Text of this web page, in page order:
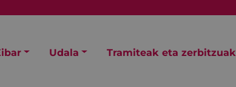
Udala Tramiteak eta zerbitzuak